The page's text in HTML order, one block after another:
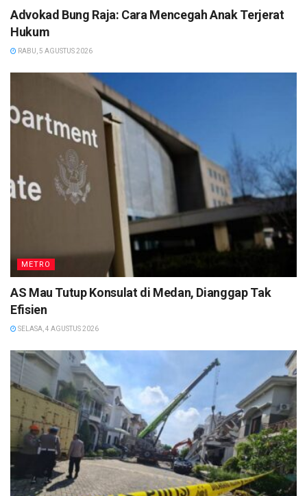
Advokad Bung Raja: Cara Mencegah Anak Terjerat
Hukum
RABU, 5 AGUSTUS 2026
METRO
AS Mau Tutup Konsulat di Medan, Dianggap Tak
Efisien
SELASA, 4 AGUSTUS 2026